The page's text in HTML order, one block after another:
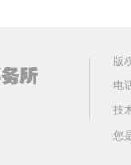
版
电
技
您